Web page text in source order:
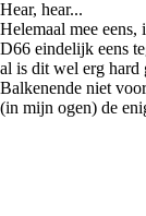
Hear, hear...
Helemaal mee
D66 eindelijk eens
al is dit wel erg hard
Balkenende niet
(in mijn ogen) de